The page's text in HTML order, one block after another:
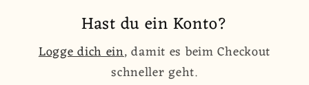
Hast du ein Konto?
Logge dich ein, damit es beim Checkout
schneller geht.